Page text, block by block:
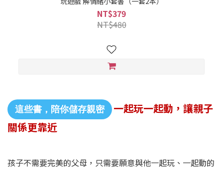
NT$379
NT$480
這些書，陪你儲存親密
一起玩一起動，讓親子
關係更靠近
孩子不需要完美的父母，只需要願意與他一起玩、一起動的